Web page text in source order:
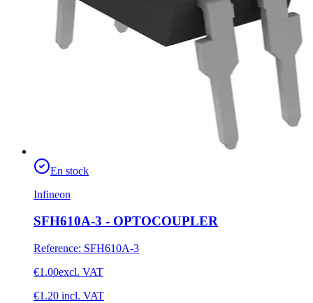
En stock
Infineon
SFH610A-3 - OPTOCOUPLER
Reference: SFH610A-3
€1.00excl. VAT
€1.20 incl. VAT